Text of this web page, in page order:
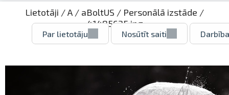
Lietotāji /A / aBoltUS / Personālā izstāde /
41485635.jpg
Par lietotāju Nosūtīt saiti